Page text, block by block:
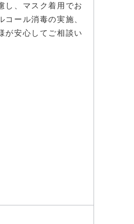
し、マスク着用でお
ール消毒の実施、
が安心してご相談い